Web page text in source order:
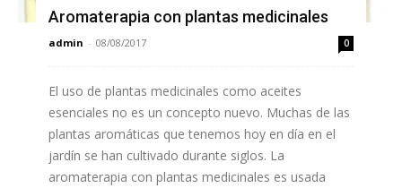
Aromaterapia con plantas medicinales
admin - 08/08/2017 0
El uso de plantas medicinales como aceites
esenciales no es un concepto nuevo. Muchas de las
plantas aromáticas que tenemos hoy en día en el
jardín se han cultivado durante siglos. La
aromaterapia con plantas medicinales es usada